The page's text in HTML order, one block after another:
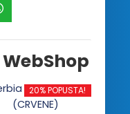
20% POPUSTA!